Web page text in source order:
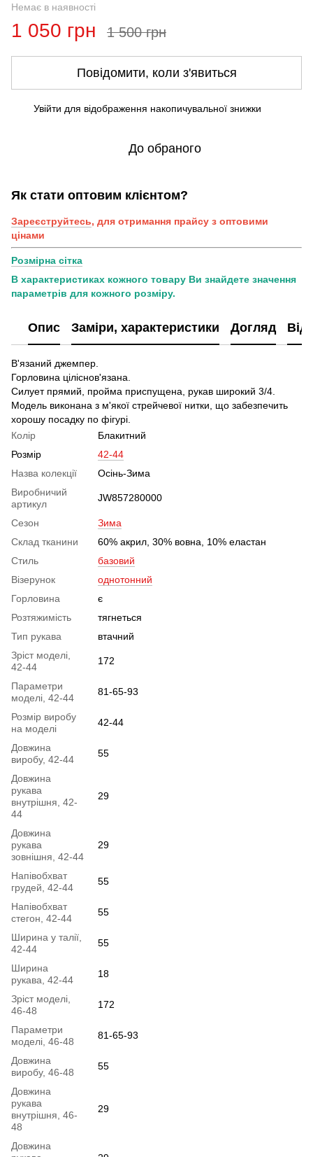
Немає в наявності
1 050 грн 1 500 грн
Повідомити, коли з'явиться
Увійти для відображення накопичувальної знижки
До обраного
Як стати оптовим клієнтом?
Зареєструйтесь, для отримання прайсу з оптовими
цінами
Розмірна сітка
В характеристиках кожного товару Ви знайдете значення
параметрів для кожного розміру.
Опис Заміри, характеристики Догляд
В'язаний джемпер.
Горловина ціліснов'язана.
Силует прямий, пройма приспущена, рукав широкий 3/4.
Модель виконана з м'якої стрейчевої нитки, що забезпечить
хорошу посадку по фігурі.
Колір
Блакитний
Розмір
42-44
Назва колекції
Осінь-Зима
Виробничий
артикул
JW857280000
Сезон
Зима
Склад тканини
60% акрил, 30% вовна, 10% еластан
Стиль
базовий
Візерунок
однотонний
Горловина
є
Розтяжимість
тягнеться
Тип рукава
втачний
Зріст моделі,
42-44
172
Параметри
моделі, 42-44
81-65-93
Розмір виробу
на моделі
42-44
Довжина
виробу, 42-44
55
Довжина
рукава
внутрішня, 42-
44
29
Довжина
рукава
зовнішня, 42-44
29
Напівобхват
грудей, 42-44
55
Напівобхват
стегон, 42-44
55
Ширина у талії,
42-44
55
Ширина
рукава, 42-44
18
Зріст моделі,
46-48
172
Параметри
моделі, 46-48
81-65-93
Довжина
виробу, 46-48
55
Довжина
рукава
внутрішня, 46-
48
29
Довжина